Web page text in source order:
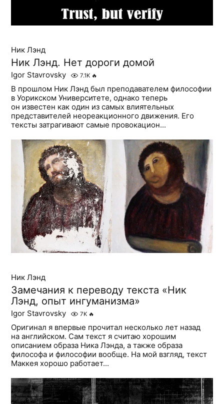
Ник Лэнд
Ник Лэнд. Нет дороги домой
Igor Stavrovsky 7.1K 🔥
В прошлом Ник Лэнд был преподавателем философии
в Уорикском Университете, однако теперь
он известен как один из самых влиятельных
представителей неореакционного движения. Его
тексты затрагивают самые провокацион...
Ник Лэнд
Замечания к переводу текста «Ник
Лэнд, опыт ингуманизма»
Igor Stavrovsky 7K 🔥
Оригинал я впервые прочитал несколько лет назад
на английском. Сам текст я считаю хорошим
описанием образа Ника Лэнда, а также образа
философа и философии вообще. На мой взгляд, текст
Маккея хорошо работает...